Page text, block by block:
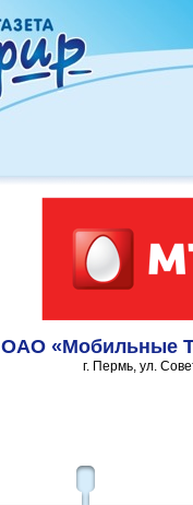
ОАО «Мобильные
г. Пермь, ул.